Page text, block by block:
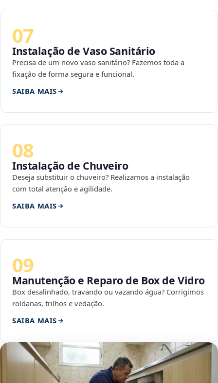
07
Instalação de Vaso Sanitário
Precisa de um novo vaso sanitário? Fazemos toda a
fixação de forma segura e funcional.
SAIBA MAIS
08
Instalação de Chuveiro
Deseja substituir o chuveiro? Realizamos a instalação
com total atenção e agilidade.
SAIBA MAIS
09
Manutenção e Reparo de Box de Vidro
Box desalinhado, travando ou vazando água? Corrigimos
roldanas, trilhos e vedação.
SAIBA MAIS